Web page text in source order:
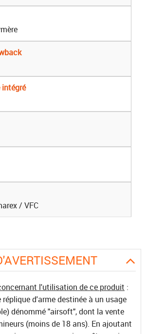
/ VFC
l'utilisation de ce produit :
d'arme destinée à un usage
dénommé "airsoft", dont la vente
(moins de 18 ans). En ajoutant